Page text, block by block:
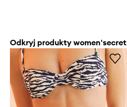
Odkryj produkty women'secret